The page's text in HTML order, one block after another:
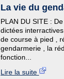
La vie du
PLAN DU SITE :
dictées
de course à pied ,
gendarmerie , la
fonction...
Lire la suite